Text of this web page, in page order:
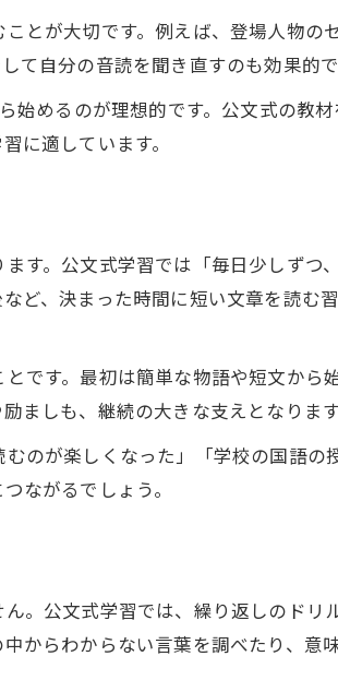
力強化のおすすめ法
続学習のコツ
解力を伸ばす流れ
を支える工夫
解練習の新しい方法
式家庭学習の工夫
語読解トレーニング
とが大切です。例えば、登場人物の
て自分の音読を聞き直すのも効果的で
めるのが理想的です。公文式の教
に適しています。
す。公文式学習では「毎日少しずつ
ど、決まった時間に短い文章を読む
です。最初は簡単な物語や短文から
ましも、継続の大きな支えとなります
のが楽しくなった」「学校の国語の
ながるでしょう。
。公文式学習では、繰り返しのドリ
からわからない言葉を調べたり、意